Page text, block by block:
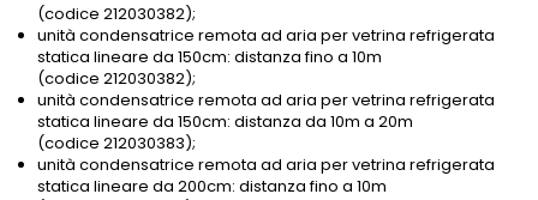
(codice 212030382);
unità condensatrice remota ad aria per vetrina refrigerata
statica lineare da 150cm: distanza fino a 10m
(codice 212030382);
unità condensatrice remota ad aria per vetrina refrigerata
statica lineare da 150cm: distanza da 10m a 20m
(codice 212030383);
unità condensatrice remota ad aria per vetrina refrigerata
statica lineare da 200cm: distanza fino a 10m